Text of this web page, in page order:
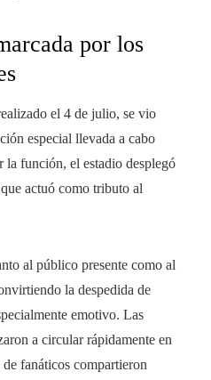
por los
el 4 de julio, se vio
especial llevada a cabo
la función, el estadio desplegó
actuó como tributo al
al público presente como al
la despedida de
emotivo. Las
a circular rápidamente en
fanáticos compartieron